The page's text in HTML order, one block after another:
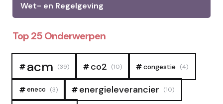
Wet- en Regelgeving
Top 25 Onderwerpen
acm (39) co2 (10) congestie (4)
eneco (3) energieleverancier (10)